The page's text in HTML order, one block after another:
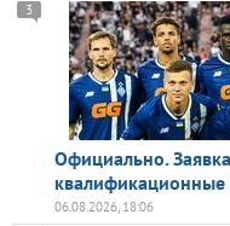
Официально.
3
06.08.2026, 18:06